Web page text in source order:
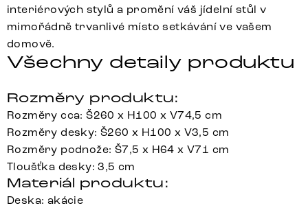
interiérových stylů a promění váš jídelní stůl v
mimořádně trvanlivé místo setkávání ve vašem
domově.
Všechny detaily produktu
Rozměry produktu:
Rozměry cca: Š260 x H100 x V74,5 cm
Rozměry desky: Š260 x H100 x V3,5 cm
Rozměry podnože: Š7,5 x H64 x V71 cm
Tloušťka desky: 3,5 cm
Materiál produktu:
Deska: akácie